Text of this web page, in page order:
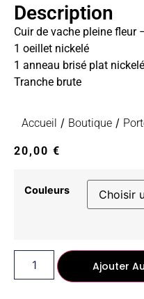
Description
Cuir de vache pleine fleur
1 oeillet nickelé
1 anneau brisé plat nickelé
Tranche brute
Accueil / Boutique/
20,00 €
Couleurs
Ajouter